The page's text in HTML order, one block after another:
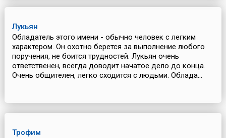
Лукьян
Обладатель этого имени - обычно человек с легким
характером. Он охотно берется за выполнение любого
поручения, не боится трудностей. Лукьян очень
ответственен, всегда доводит начатое дело до конца.
Очень общителен, легко сходится с людьми. Облада...
Трофим